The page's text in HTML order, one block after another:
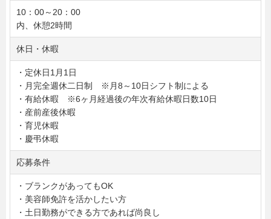
10：00～20：00
内、休憩2時間
休日・休暇
・定休日1月1日
・月完全週休二日制 ※月8～10日シフト制による
・有給休暇 ※6ヶ月経過後の年次有給休暇日数10日
・産前産後休暇
・育児休暇
・慶弔休暇
応募条件
・ブランクがあってもOK
・美容師免許を活かしたい方
・土日勤務ができる方であれば尚良し